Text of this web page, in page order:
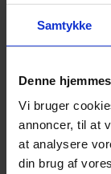
Samtykke
Denne
Vi bruger
annoncer, til at
at analysere
din brug af